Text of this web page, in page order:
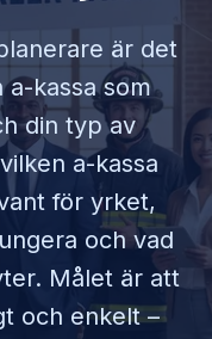
är det
kassa som
din typ av
a-kassa
för yrket,
och vad
Målet är att
och enkelt –